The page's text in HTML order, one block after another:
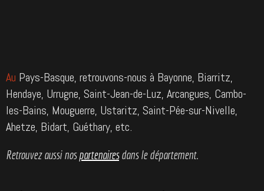
Au Pays-Basque, retrouvons-nous à Bayonne, Biarritz,
Hendaye, Urrugne, Saint-Jean-de-Luz, Arcangues, Cambo-
les-Bains, Mouguerre, Ustaritz, Saint-Pée-sur-Nivelle,
Ahetze, Bidart, Guéthary, etc.
Retrouvez aussi nospartenairesdans le département.